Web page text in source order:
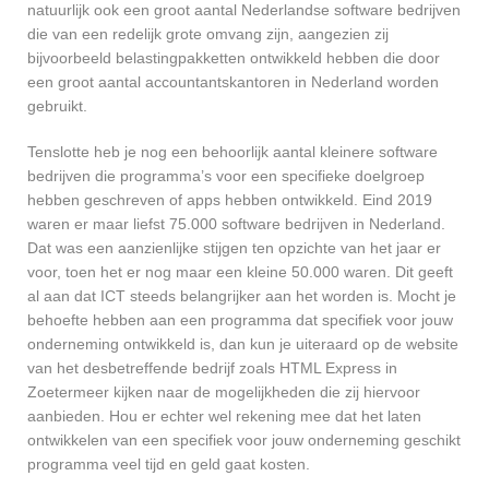
natuurlijk ook een groot aantal Nederlandse software bedrijven
die van een redelijk grote omvang zijn, aangezien zij
bijvoorbeeld belastingpakketten ontwikkeld hebben die door
een groot aantal accountantskantoren in Nederland worden
gebruikt.
Tenslotte heb je nog een behoorlijk aantal kleinere software
bedrijven die programma’s voor een specifieke doelgroep
hebben geschreven of apps hebben ontwikkeld. Eind 2019
waren er maar liefst 75.000 software bedrijven in Nederland.
Dat was een aanzienlijke stijgen ten opzichte van het jaar er
voor, toen het er nog maar een kleine 50.000 waren. Dit geeft
al aan dat ICT steeds belangrijker aan het worden is. Mocht je
behoefte hebben aan een programma dat specifiek voor jouw
onderneming ontwikkeld is, dan kun je uiteraard op de website
van het desbetreffende bedrijf zoals HTML Express in
Zoetermeer kijken naar de mogelijkheden die zij hiervoor
aanbieden. Hou er echter wel rekening mee dat het laten
ontwikkelen van een specifiek voor jouw onderneming geschikt
programma veel tijd en geld gaat kosten.